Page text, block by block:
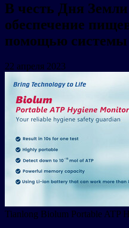
В честь Дня Земли
обеспечение
помощью
22 апреля 2023
Tianlong Biolum Portable ATP